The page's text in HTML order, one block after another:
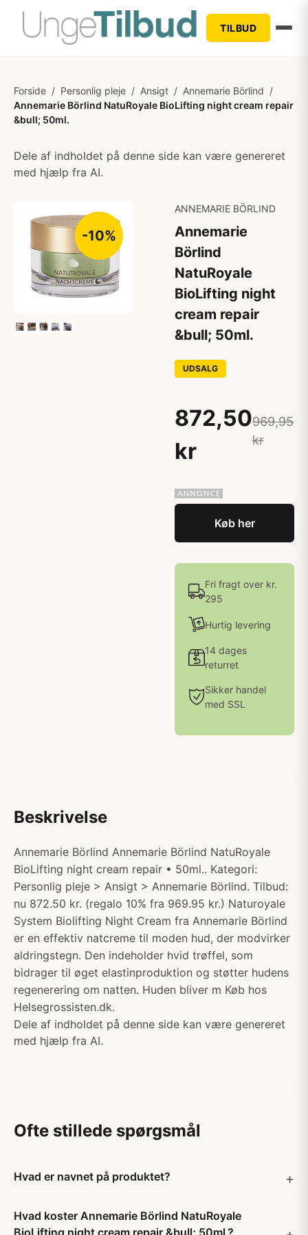
TILBUD
Forside / Personlig pleje / Ansigt / Annemarie Börlind /
Annemarie Börlind NatuRoyale BioLifting night cream repair
&bull; 50ml.
Dele af indholdet på denne side kan være genereret
med hjælp fra AI.
-10%
ANNEMARIE BÖRLIND
Annemarie
Börlind
NatuRoyale
BioLifting night
cream repair
&bull; 50ml.
UDSALG
872,50
kr
969,95
kr
Køb her
Fri fragt over kr.
295
Hurtig levering
14 dages
returret
Sikker handel
med SSL
Beskrivelse
Annemarie Börlind Annemarie Börlind NatuRoyale
BioLifting night cream repair • 50ml.. Kategori:
Personlig pleje > Ansigt > Annemarie Börlind. Tilbud:
nu 872.50 kr. (regalo 10% fra 969.95 kr.) Naturoyale
System Biolifting Night Cream fra Annemarie Börlind
er en effektiv natcreme til moden hud, der modvirker
aldringstegn. Den indeholder hvid trøffel, som
bidrager til øget elastinproduktion og støtter hudens
regenerering om natten. Huden bliver m Køb hos
Helsegrossisten.dk.
Dele af indholdet på denne side kan være genereret
med hjælp fra AI.
Ofte stillede spørgsmål
Hvad er navnet på produktet?
Hvad koster Annemarie Börlind NatuRoyale
BioLifting night cream repair &bull; 50ml.?